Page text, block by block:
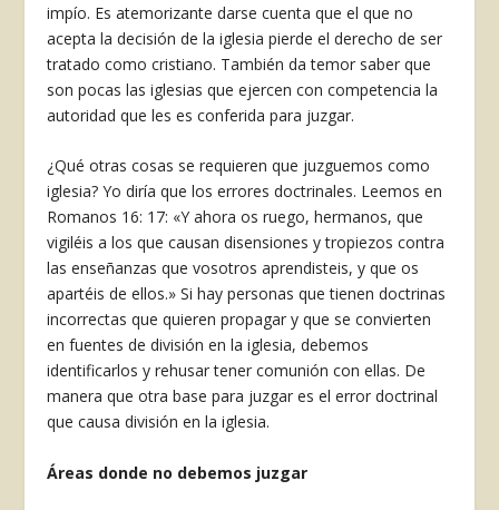
impío. Es atemorizante darse cuenta que el que no
acepta la decisión de la iglesia pierde el derecho de ser
tratado como cristiano. También da temor saber que
son pocas las iglesias que ejercen con competencia la
autoridad que les es conferida para juzgar.
¿Qué otras cosas se requieren que juzguemos como
iglesia? Yo diría que los errores doctrinales. Leemos en
Romanos 16: 17: «Y ahora os ruego, hermanos, que
vigiléis a los que causan disensiones y tropiezos contra
las enseñanzas que vosotros aprendisteis, y que os
apartéis de ellos.» Si hay personas que tienen doctrinas
incorrectas que quieren propagar y que se convierten
en fuentes de división en la iglesia, debemos
identificarlos y rehusar tener comunión con ellas. De
manera que otra base para juzgar es el error doctrinal
que cau­sa división en la iglesia.
Áreas donde no debemos juzgar